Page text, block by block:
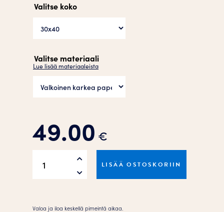
Valitse koko
Valitse materiaali
Lue lisää materiaaleista
49.00 €
Merry&Bright
Juliste
LISÄÄ OSTOSKORIIN
Valoa ja iloa keskellä pimeintä aikaa.